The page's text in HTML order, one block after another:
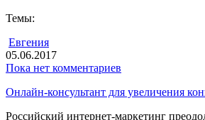
Темы:
Евгения
05.06.2017
Пока нет комментариев
Онлайн-консультант для увеличения
Российский интернет-маркетинг